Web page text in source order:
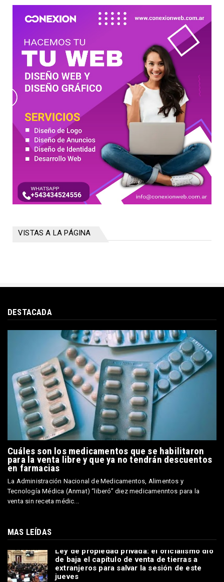
VISTAS A LA PÁGINA
DESTACADA
Cuáles son los medicamentos que se habilitaron
para la venta libre y que ya no tendrán descuentos
en farmacias
La Administración Nacional de Medicamentos, Alimentos y
Tecnología Médica (Anmat) “liberó” diez medicamenntos para la
venta sin receta médic...
MAS LEÍDAS
Ley de propiedad privada: el oficialismo dio
de baja el capítulo de venta de tierras a
extranjeros para salvar la sesión de este
jueves